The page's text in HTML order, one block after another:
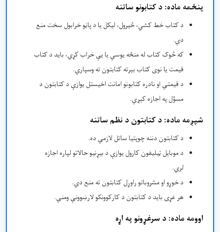
پنځمه ماده: د کتابونو ساتنه
د کتاب خط کشي، څیرول، لیکل یا د پاڼو خرابول سخت منع
دي.
که څوک کتاب له منځه یوسي یا یې خراب کړي، باید د کتاب
قیمت یا نوی کتاب بېرته کتابتون ته وسپاري.
د قیمتي او نادره کتابونو امانت اخیستل یوازې د کتابتون د
مسؤل په اجازه کېږي.
شپږمه ماده: د کتابتون د نظم ساتنه
د کتابتون دننه چوپتیا ساتل لازمي ده.
د موبایل ټیلیفون کارول یوازې د بیړنیو حالاتو لپاره اجازه
لري.
د خوړو او مشروباتو راوړل کتابتون ته منع دي.
هر غړی باید د کتابتون د کارکوونکو لارښوونې ومني.
اوومه ماده: د سرغړونو په اړه